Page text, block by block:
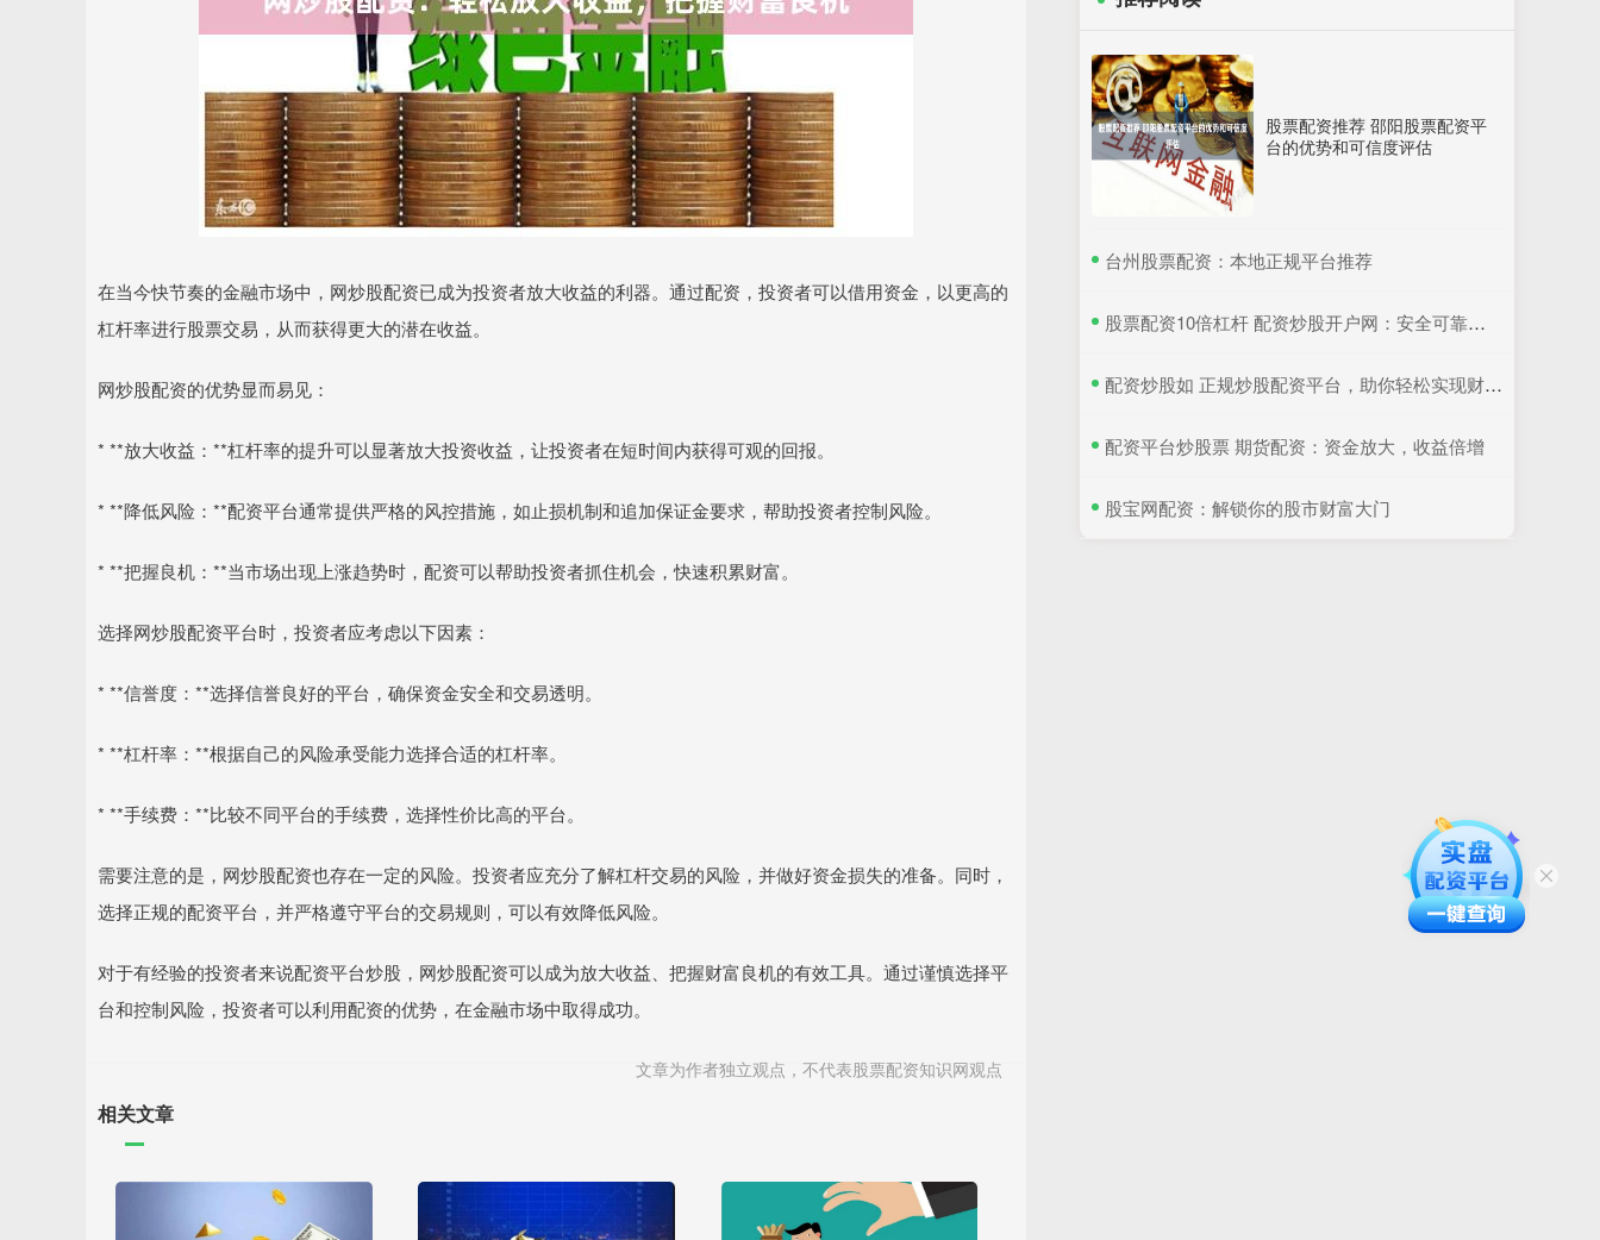
在当今快节奏的金融市场中，网炒股配资已成为投资者放大收益的利器。通过配资，投资者可以借用资金，以更高的
杠杆率进行股票交易，从而获得更大的潜在收益。
网炒股配资的优势显而易见：
* **放大收益：**杠杆率的提升可以显著放大投资收益，让投资者在短时间内获得可观的回报。
* **降低风险：**配资平台通常提供严格的风控措施，如止损机制和追加保证金要求，帮助投资者控制风险。
* **把握良机：**当市场出现上涨趋势时，配资可以帮助投资者抓住机会，快速积累财富。
选择网炒股配资平台时，投资者应考虑以下因素：
* **信誉度：**选择信誉良好的平台，确保资金安全和交易透明。
* **杠杆率：**根据自己的风险承受能力选择合适的杠杆率。
* **手续费：**比较不同平台的手续费，选择性价比高的平台。
需要注意的是，网炒股配资也存在一定的风险。投资者应充分了解杠杆交易的风险，并做好资金损失的准备。同时，
选择正规的配资平台，并严格遵守平台的交易规则，可以有效降低风险。
对于有经验的投资者来说配资平台炒股，网炒股配资可以成为放大收益、把握财富良机的有效工具。通过谨慎选择平
台和控制风险，投资者可以利用配资的优势，在金融市场中取得成功。
文章为作者独立观点，不代表股票配资知识网观点
相关文章
股票配资推荐 邵阳股票配资平
台的优势和可信度评估
​台州股票配资：本地正规平台推荐
​股票配资10倍杠杆 配资炒股开户网：安全可靠，轻松入市
​配资炒股如 正规炒股配资平台，助你轻松实现财富增值
​配资平台炒股票 期货配资：资金放大，收益倍增
​股宝网配资：解锁你的股市财富大门